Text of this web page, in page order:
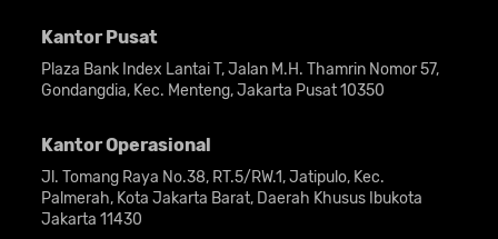
Kantor Pusat
Plaza Bank Index Lantai T, Jalan M.H. Thamrin Nomor 57,
Gondangdia, Kec. Menteng, Jakarta Pusat 10350
Kantor Operasional
Jl. Tomang Raya No.38, RT.5/RW.1, Jatipulo, Kec.
Palmerah, Kota Jakarta Barat, Daerah Khusus Ibukota
Jakarta 11430